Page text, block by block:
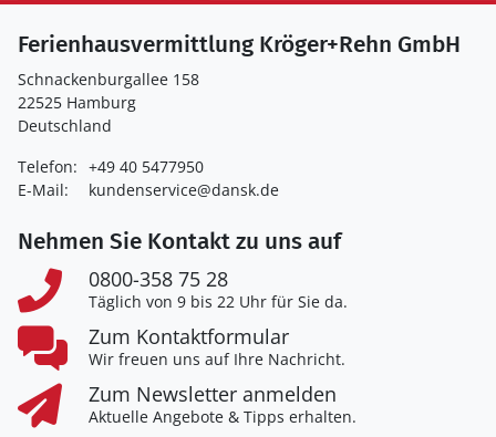
Ferienhausvermittlung Kröger+Rehn GmbH
Schnackenburgallee 158
22525 Hamburg
Deutschland
Telefon: +49 40 5477950
E-Mail:
kundenservice@dansk.de
Nehmen Sie Kontakt zu uns auf
0800-358 75 28
Täglich von 9 bis 22 Uhr für Sie da.
Zum Kontaktformular
Wir freuen uns auf Ihre Nachricht.
Zum Newsletter anmelden
Aktuelle Angebote & Tipps erhalten.